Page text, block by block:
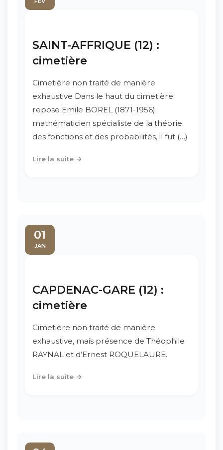
SAINT-AFFRIQUE (12) :
cimetière
Cimetière non traité de manière
exhaustive Dans le haut du cimetière
repose Emile BOREL (1871-1956).
mathématicien spécialiste de la théorie
des fonctions et des probabilités, il fut (…)
Lire la suite →
01
JAN
CAPDENAC-GARE (12) :
cimetière
Cimetière non traité de manière
exhaustive, mais présence de Théophile
RAYNAL et d’Ernest ROQUELAURE.
Lire la suite →